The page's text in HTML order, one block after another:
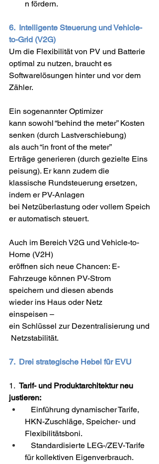
n fördern.
6.  Intelligente Steuerung und Vehicle-
to-Grid (V2G)
Um die Flexibilität von PV und Batterie
optimal zu nutzen, braucht es
Softwarelösungen hinter und vor dem
Zähler.
Ein sogenannter Optimizer
kann sowohl “behind the meter” Kosten
senken (durch Lastverschiebung)
als auch “in front of the meter”
Erträge generieren (durch gezielte Eins
peisung). Er kann zudem die
klassische Rundsteuerung ersetzen,
indem er PV-Anlagen
bei Netzüberlastung oder vollem Speich
er automatisch steuert.
Auch im Bereich V2G und Vehicle-to-
Home (V2H)
eröffnen sich neue Chancen: E-
Fahrzeuge können PV-Strom
speichern und diesen abends
wieder ins Haus oder Netz
einspeisen –
ein Schlüssel zur Dezentralisierung und
Netzstabilität.
7.  Drei strategische Hebel für EVU
1. Tarif- und Produktarchitektur neu
justieren:
Einführung dynamischer Tarife,
HKN-Zuschläge, Speicher- und
Flexibilitätsboni.
Standardisierte LEG-/ZEV-Tarife
für kollektiven Eigenverbrauch.